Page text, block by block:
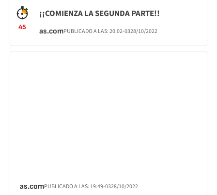
45
¡¡COMIENZA LA SEGUNDA PARTE!!
as.comPUBLICADO A LAS:20:02-0328/10/2022
as.comPUBLICADO A LAS: 19:49-0328/10/2022